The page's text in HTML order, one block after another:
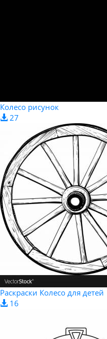
Колесо рисунок
27
Раскраски Колесо для детей
16